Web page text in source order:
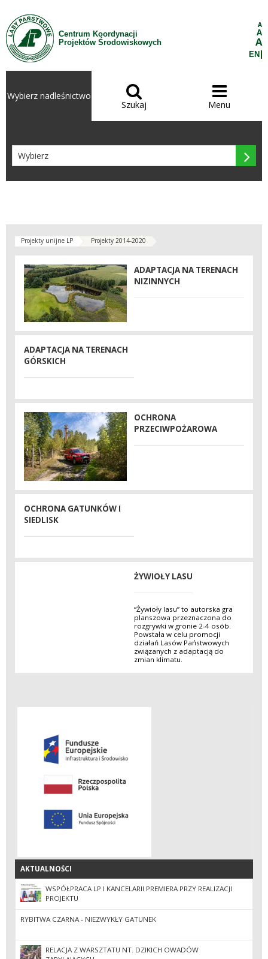
Przejdź do treści
Centrum Koordynacji
Projektów Środowiskowych
A
A
A
EN
Wybierz nadleśnictwo 
Szukaj

Menu

Projekty unijne LP Projekty 2014-2020
ADAPTACJA NA TERENACH
NIZINNYCH
ADAPTACJA NA TERENACH
GÓRSKICH
OCHRONA
PRZECIWPOŻAROWA
OCHRONA GATUNKÓW I
SIEDLISK
ŻYWIOŁY LASU
“Żywioły lasu” to autorska gra
planszowa przeznaczona do
rozgrywki w gronie 2-4 osób.
Powstała w celu promocji
działań Lasów Państwowych
związanych z adaptacją do
zmian klimatu.
AKTUALNOŚCI
AKTUALNOŚCI
WSPÓŁPRACA LP I KANCELARII PREMIERA PRZY REALIZACJI
PROJEKTU
RYBITWA CZARNA - NIEZWYKŁY GATUNEK
RELACJA Z WARSZTATU NT. DZIKICH OWADÓW